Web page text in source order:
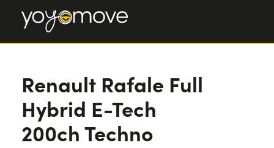
Full Hybrid E-Tech 200ch Techno
Renault Rafale Full
Hybrid E-Tech
200ch Techno